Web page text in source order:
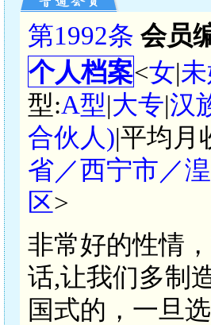
第1992条 会员
个人档案<女|
型:A型|大专|汉
合伙人)|平均月
省／西宁市／
区>
非常好的性情
话,让我们多制
国式的，一旦